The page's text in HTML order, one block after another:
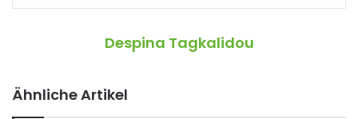
Despina Tagkalidou
Ähnliche Artikel